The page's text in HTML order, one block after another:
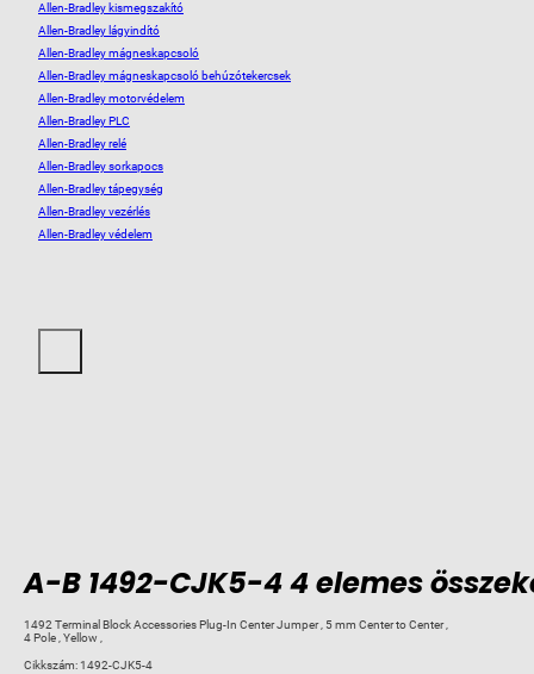
Allen-Bradley kismegszakító
Allen-Bradley lágyindító
Allen-Bradley mágneskapcsoló
Allen-Bradley mágneskapcsoló behúzótekercsek
Allen-Bradley motorvédelem
Allen-Bradley PLC
Allen-Bradley relé
Allen-Bradley sorkapocs
Allen-Bradley tápegység
Allen-Bradley vezérlés
Allen-Bradley védelem
A-B 1492-CJK5-4 4 elemes
1492 Terminal Block Accessories Plug-In Center Jumper , 5 mm Center to Center ,
4 Pole , Yellow ,
Cikkszám:1492-CJK5-4